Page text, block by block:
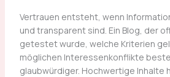
Vertrauen entsteht, wenn
und transparent sind. Ein Blog, der
getestet wurde, welche Kriterien
möglichen Interessenkonflikte
glaubwürdiger. Hochwertige Inhalte